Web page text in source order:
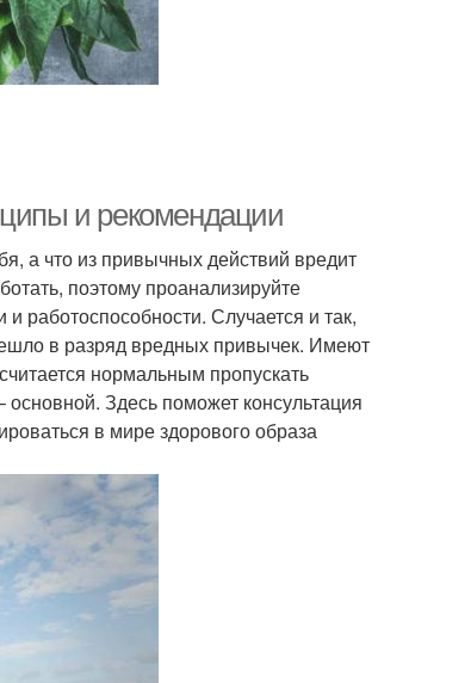
и рекомендации
а что из привычных действий вредит
поэтому проанализируйте
работоспособности. Случается и так,
в разряд вредных привычек. Имеют
нормальным пропускать
Здесь поможет консультация
в мире здорового образа